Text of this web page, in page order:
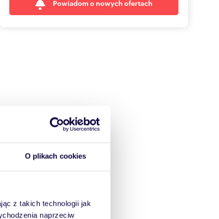
O plikach cookies
z takich technologii jak
naprzeciw
Powiadom o nowych ofertach